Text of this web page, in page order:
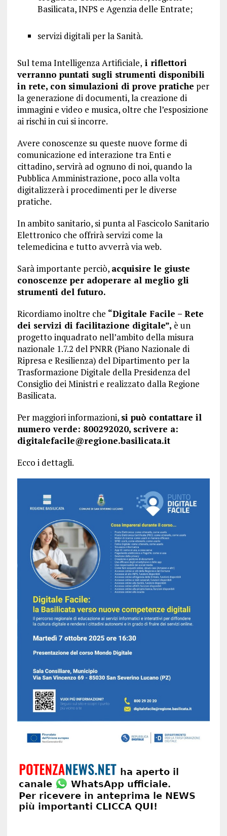
Basilicata, INPS e Agenzia delle Entrate;
servizi digitali per la Sanità.
Sul tema Intelligenza Artificiale, i riflettori
verranno puntati sugli strumenti disponibili
in rete, con simulazioni di prove pratiche per
la generazione di documenti, la creazione di
immagini e video e musica, oltre che l’esposizione
ai rischi in cui si incorre.
Avere conoscenze su queste nuove forme di
comunicazione ed interazione tra Enti e
cittadino, servirà ad ognuno di noi, quando la
Pubblica Amministrazione, poco alla volta
digitalizzerà i procedimenti per le diverse
pratiche.
In ambito sanitario, si punta al Fascicolo Sanitario
Elettronico che offrirà servizi come la
telemedicina e tutto avverrà via web.
Sarà importante perciò, acquisire le giuste
conoscenze per adoperare al meglio gli
strumenti del futuro.
Ricordiamo inoltre che “Digitale Facile – Rete
dei servizi di facilitazione digitale”, è un
progetto inquadrato nell’ambito della misura
nazionale 1.7.2 del PNRR (Piano Nazionale di
Ripresa e Resilienza) del Dipartimento per la
Trasformazione Digitale della Presidenza del
Consiglio dei Ministri e realizzato dalla Regione
Basilicata.
Per maggiori informazioni, si può contattare il
numero verde: 800292020, scrivere a:
digitalefacile@regione.basilicata.it
Ecco i dettagli.